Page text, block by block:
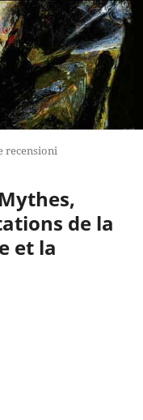
recensioni
de la
et la